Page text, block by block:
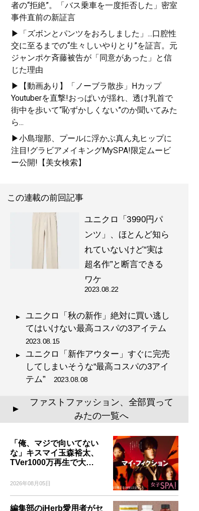
者の“拒絶”。「バス乗車を一度拒否した」密室
事件直前の新証言
▶「ズボンとパンツをおろしました」...口腔性
交に至るまでの“生々しいやりとり”を証言。元
ジャンポケ斉藤被告が「同意があった」と信
じた理由
▶【動画あり】「ノーブラ散歩」Hカップ
Youtuberを直撃!おっぱいが揺れ、透け乳首で
街中を歩いて“恥ずかしくない”のか聞いてみた
ら...
▶小島瑠那、プールに浮かぶ真ん丸ヒップに
注目!グラビアメイキングMySPA!限定ムービ
ー公開!【美女検索】
この連載の前回記事
ユニクロ「3990円パ
ンツ」、ほとんど知ら
れていないけど“実は
超名作”と断言できる
ワケ
2023.08.22
ユニクロ「秋の新作」絶対に買い逃し
てはいけない最高コスパの3アイテム
2023.08.15
ユニクロ「新作アウター」すぐに完売
してしまいそうな“最高コスパの3アイ
テム” 2023.08.08
▲
ファストファッション、全部買って
みたの一覧へ
「俺、マジで向いてない
な」キスマイ玉森裕太、
TVer1000万再生で大…
2026年08月05日
編集部のiHerb愛用者がセ